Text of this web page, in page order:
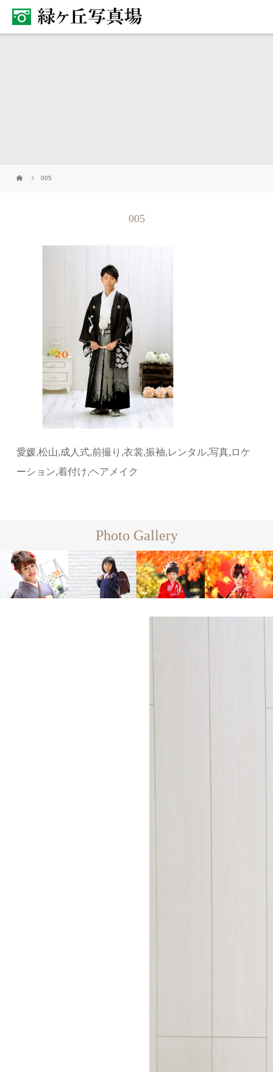
005
005
愛媛,松山,成人式,前撮り,衣裳,振袖,レンタル,写真,ロケ
ーション,着付け,ヘアメイク
Photo Gallery
Family Family